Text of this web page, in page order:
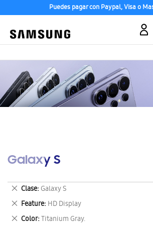
Puedes pagar con Paypal, Visa o
Galaxy S
Clase Galaxy S
Eliminar
este
artículo
Feature HD Display
Eliminar
este
Color Titanium Gray.
Eliminar